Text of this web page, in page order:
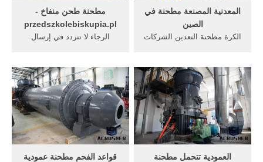
مطحنة طحن منفاخ -
przedszkolebiskupia.pl
الرجاء لا تتردد في إرسال
لدينا معك أقرب. خط الإنتاج.
دردشة مجانية; مطحنة مولر
للميكا طحن٪ E2٪ 80٪ 93.
طحن مطحنة الكرة الجهد 220v
.
المعدنية المصنعة مطحنة في
الصين
‫الكرة مطحنة التعدين الشركات
المصنعة . الكرة مطحنة في
الصين تستخدم .
قواعد الفحم مطحنة عمودية
العمودية تتحمل مطحنة